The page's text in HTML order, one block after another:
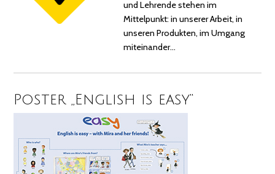
und Lehrende stehen im
Mittelpunkt: in unserer Arbeit, in
unseren Produkten, im Umgang
miteinander…
Poster „English is easy“